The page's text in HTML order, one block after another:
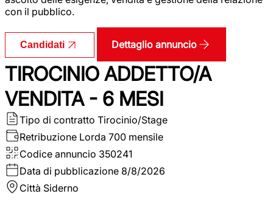
con il pubblico.
Candidati Dettaglio annuncio
TIROCINIO ADDETTO/A
VENDITA - 6 MESI
Tipo di contratto Tirocinio/Stage
Retribuzione Lorda 700 mensile
Codice annuncio 350241
Data di pubblicazione 8/8/2026
Città Siderno